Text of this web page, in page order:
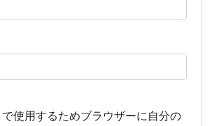
使用するためブラウザーに自分の